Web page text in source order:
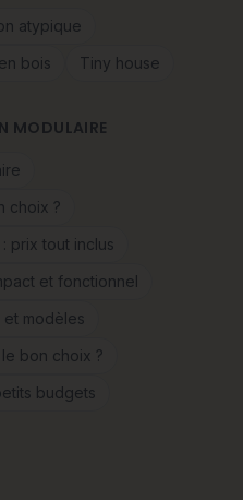
atypique
bois Tiny house
MODULAIRE
choix ?
prix tout inclus
et fonctionnel
et modèles
bon choix ?
budgets